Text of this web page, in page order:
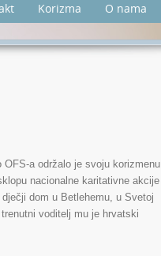
Korizma O nama
a održalo je svoju korizmenu
nacionalne karitativne akcije
dom u Betlehemu, u Svetoj
voditelj mu je hrvatski